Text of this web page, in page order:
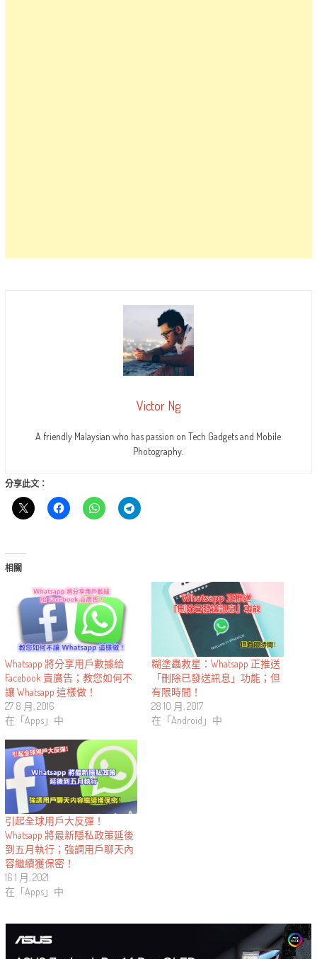
Victor Ng
A friendly Malaysian who has passion on Tech Gadgets and Mobile
Photography.
分享此文：
相關
Whatsapp 將分享用戶數據給
Facebook 賣廣告；教您如何不
讓 Whatsapp 這樣做！
27 8 月, 2016
在「Apps」中
糊塗蟲救星：Whatsapp 正推送
「刪除已發送訊息」功能；但
有限時間！
28 10 月, 2017
在「Android」中
引起全球用戶大反彈！
Whatsapp 將最新隱私政策延後
到五月執行；強調用戶聊天內
容繼續獲保密！
16 1 月, 2021
在「Apps」中